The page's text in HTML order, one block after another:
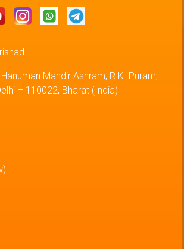
Mandir Ashram, R.K. Puram,
– 110022, Bharat (India)